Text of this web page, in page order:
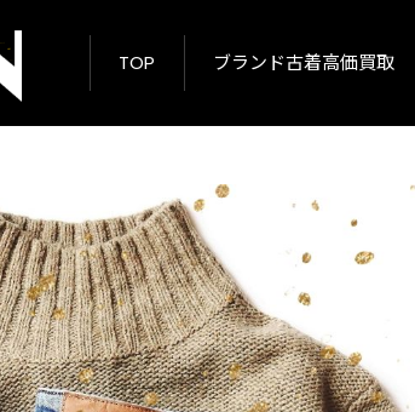
TOP ブランド古着高価買取